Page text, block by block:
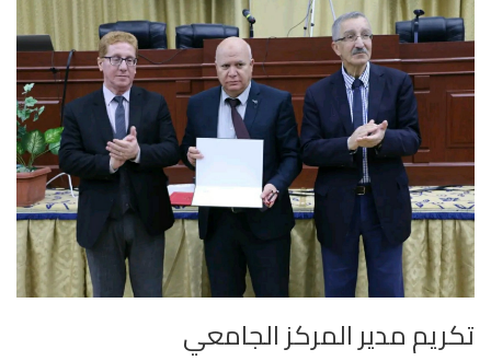
تكريم مدير المركز الجامعي